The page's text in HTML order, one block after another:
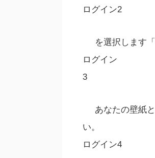
ログイン2
を選択します
ログイン
3
あなたの壁紙
い。
ログイン4